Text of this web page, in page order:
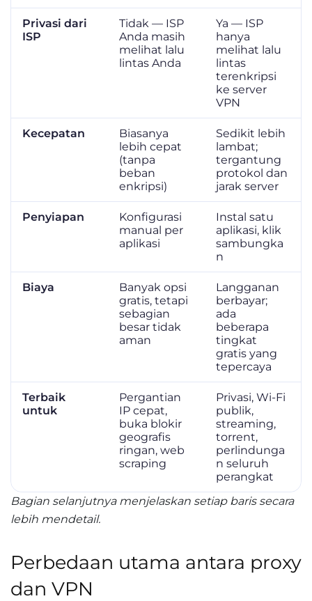
Privasi dari
ISP
Tidak — ISP
Anda masih
melihat lalu
lintas Anda
Ya — ISP
hanya
melihat lalu
lintas
terenkripsi
ke server
VPN
Kecepatan
Biasanya
lebih cepat
(tanpa
beban
enkripsi)
Sedikit lebih
lambat;
tergantung
protokol dan
jarak server
Penyiapan
Konfigurasi
manual per
aplikasi
Instal satu
aplikasi, klik
sambungka
n
Biaya
Banyak opsi
gratis, tetapi
sebagian
besar tidak
aman
Langganan
berbayar;
ada
beberapa
tingkat
gratis yang
tepercaya
Terbaik
untuk
Pergantian
IP cepat,
buka blokir
geografis
ringan, web
scraping
Privasi, Wi-Fi
publik,
streaming,
torrent,
perlindunga
n seluruh
perangkat
Bagian selanjutnya menjelaskan setiap baris secara
lebih mendetail.
Perbedaan utama antara proxy
dan VPN